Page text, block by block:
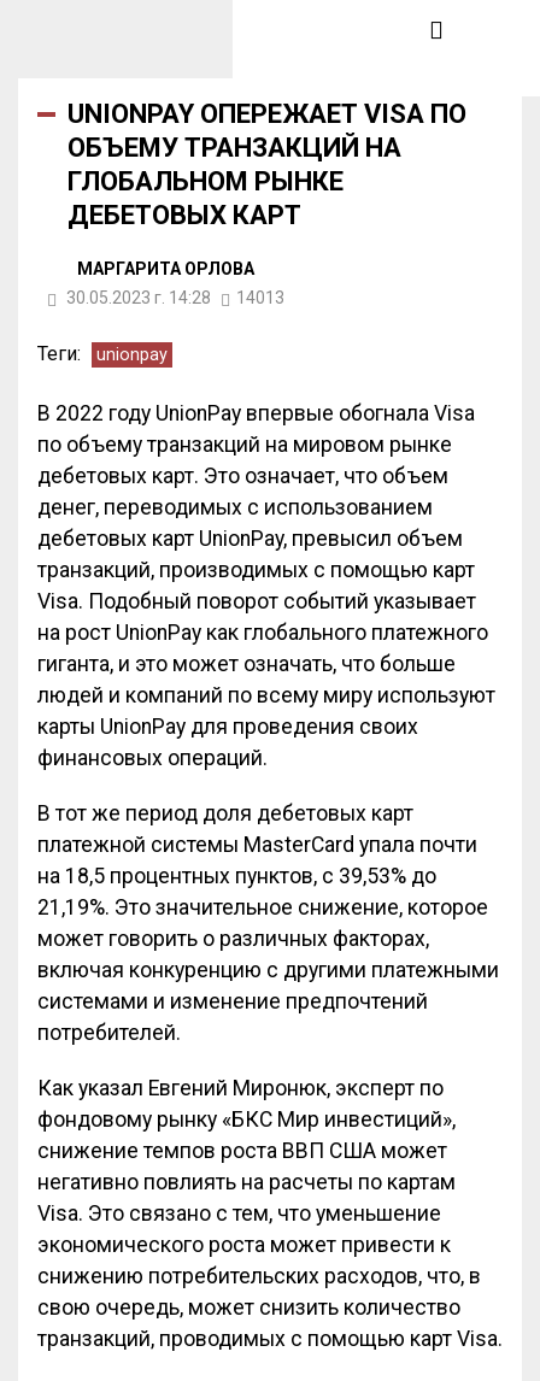
UNIONPAY ОПЕРЕЖАЕТ VISA ПО
ОБЪЕМУ ТРАНЗАКЦИЙ НА
ГЛОБАЛЬНОМ РЫНКЕ
ДЕБЕТОВЫХ КАРТ
МАРГАРИТА ОРЛОВА
30.05.2023 г. 14:28
14013
Теги: unionpay
В 2022 году UnionPay впервые обогнала Visa
по объему транзакций на мировом рынке
дебетовых карт. Это означает, что объем
денег, переводимых с использованием
дебетовых карт UnionPay, превысил объем
транзакций, производимых с помощью карт
Visa. Подобный поворот событий указывает
на рост UnionPay как глобального платежного
гиганта, и это может означать, что больше
людей и компаний по всему миру используют
карты UnionPay для проведения своих
финансовых операций.
В тот же период доля дебетовых карт
платежной системы MasterCard упала почти
на 18,5 процентных пунктов, с 39,53% до
21,19%. Это значительное снижение, которое
может говорить о различных факторах,
включая конкуренцию с другими платежными
системами и изменение предпочтений
потребителей.
Как указал Евгений Миронюк, эксперт по
фондовому рынку «БКС Мир инвестиций»,
снижение темпов роста ВВП США может
негативно повлиять на расчеты по картам
Visa. Это связано с тем, что уменьшение
экономического роста может привести к
снижению потребительских расходов, что, в
свою очередь, может снизить количество
транзакций, проводимых с помощью карт Visa.